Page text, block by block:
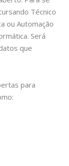
Técnico
ou Automação
Será
que
para